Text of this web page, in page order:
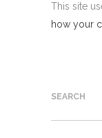
This site
how your
SEARCH